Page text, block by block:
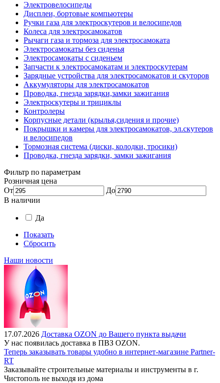
Электровелосипеды
Дисплеи, бортовые компьютеры
Ручки газа для электроскутеров и велосипедов
Колеса для электросамокатов
Рычаги газа и тормоза для электросамоката
Электросамокаты без сиденья
Электросамокаты с сиденьем
Запчасти к электросамокатам и электроскутерам
Зарядные устройства для электросамокатов и скуторов
Аккумуляторы для электросамокатов
Проводка, гнезда зарядки,замки зажигания
Электроскутеры и трициклы
Контролеры
Корпусные детали (крылья,сидения и прочие)
Покрышки и камеры для электросамокатов, эл.скутеров
и велосипедов
Тормозная система (диски, колодки, тросики)
Проводка, гнезда зарядки, замки зажигания
Фильтр по параметрам
Розничная цена
От
До
В наличии
Да
Показать
Сбросить
Наши новости
17.07.2026 Доставка OZON до Вашего пункта выдачи
У нас появилась доставка в ПВЗ OZON.
Теперь заказывать товары удобно в интернет-магазине Partner-
RT
Заказывайте строительные материалы и инструменты в г.
Чистополь не выходя из дома